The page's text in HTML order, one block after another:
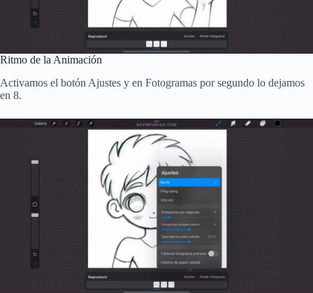
Ritmo de la Animación
Activamos el botón Ajustes y en Fotogramas por segundo lo dejamos
en 8.